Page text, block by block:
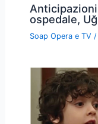
Anticipazioni
ospedale,
Soap Opera e TV /